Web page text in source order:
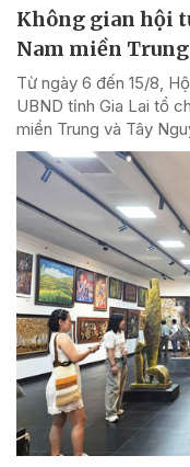
Không gian hội
Nam miền
Từ ngày 6 đến 15/8,
UBND tỉnh Gia Lai tổ
miền Trung và Tây